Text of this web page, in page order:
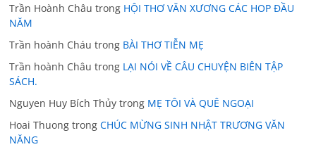
Trần Hoành Châu trong HỘI THƠ VĂN XƯƠNG CÁC HOP ĐẦU
NĂM
Trần hoành Cháu trong BÀI THƠ TIỄN MẸ
Trần hoành Châu trong LẠI NÓI VỀ CÂU CHUYỆN BIÊN TẬP
SÁCH.
Nguyen Huy Bích Thủy trong MẸ TÔI VÀ QUÊ NGOẠI
Hoai Thuong trongCHÚC MỪNG SINH NHẬT TRƯƠNG VĂN
NĂNG